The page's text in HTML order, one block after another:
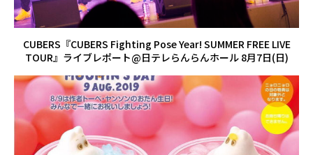
CUBERS『CUBERS Fighting Pose Year! SUMMER FREE LIVE
TOUR』ライブレポート@日テレらんらんホール 8月7日(日)